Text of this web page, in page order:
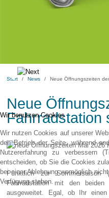
Start News Neue Öffnungszeiten
Neue
Fahrradstation
Pünktlich zur
Fahrradstation mit den beiden
ausgeweitet. Egal, ob Ihr
Wir benutzen Cookies
Wir nutzen Cookies auf unserer
den Betrieb der Seite, während
Nutzererfahrung zu verbessern
entscheiden, ob Sie die Cookies
bei einer Ablehnung womöglich
Verfügung stehen.